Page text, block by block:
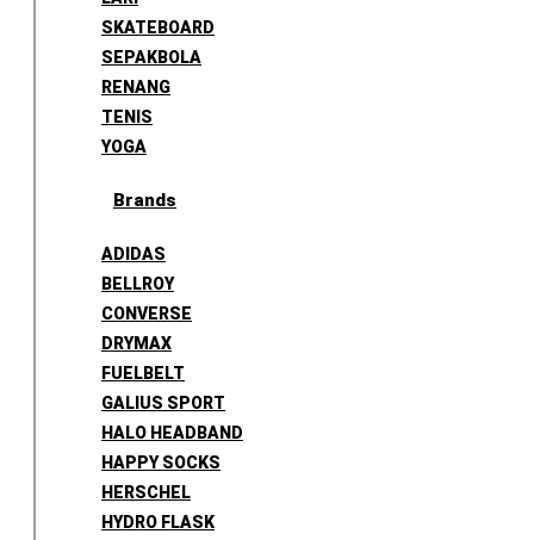
SKATEBOARD
SEPAKBOLA
RENANG
TENIS
YOGA
Brands
ADIDAS
BELLROY
CONVERSE
DRYMAX
FUELBELT
GALIUS SPORT
HALO HEADBAND
HAPPY SOCKS
HERSCHEL
HYDRO FLASK